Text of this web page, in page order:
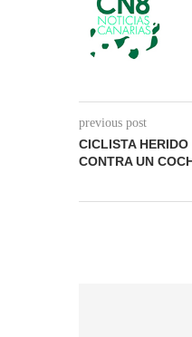
previous post
CICLISTA
CONTRA UN